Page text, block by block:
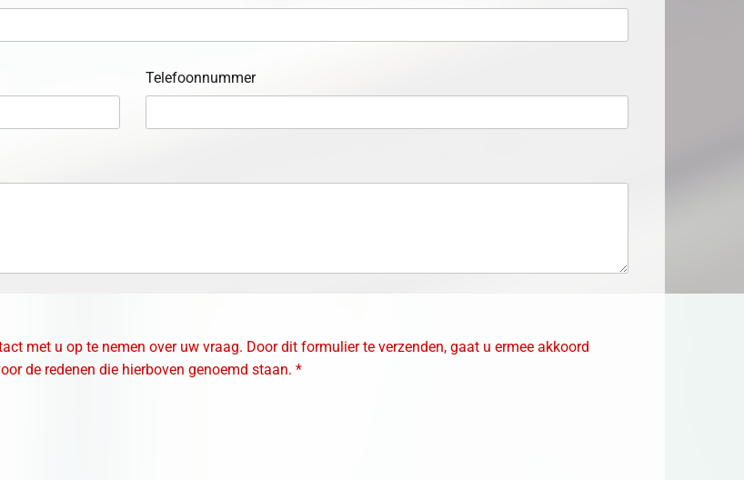
Telefoonnummer
met u op te nemen over uw vraag. Door dit formulier te verzenden, gaat u ermee akkoord
de redenen die hierboven genoemd staan. *